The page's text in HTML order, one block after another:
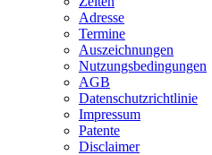
Adresse
Termine
Auszeichnungen
Nutzungsbedingungen
AGB
Datenschutzrichtlinie
Impressum
Patente
Disclaimer